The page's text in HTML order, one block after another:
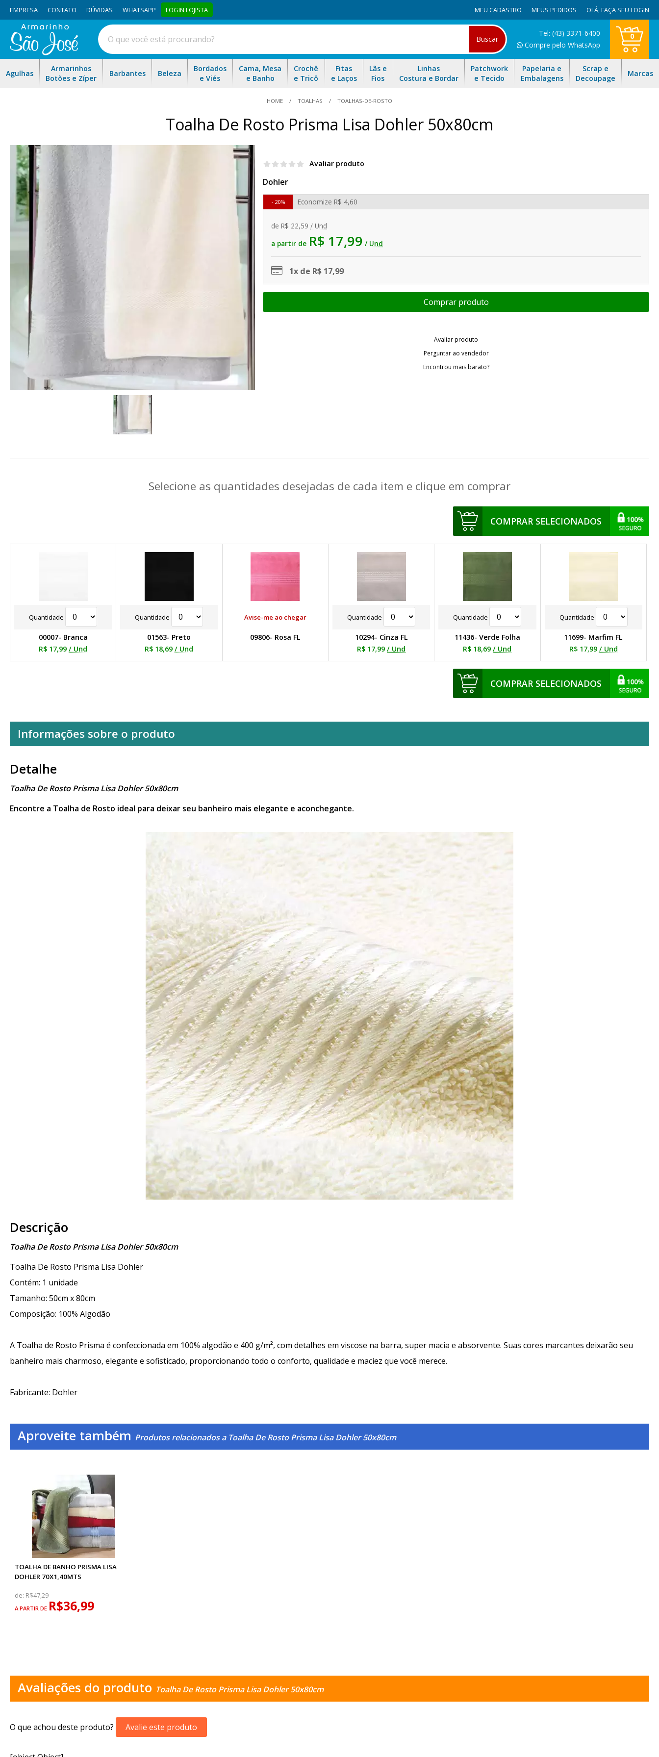
EMPRESA CONTATO DÚVIDAS WHATSAPP LOGIN LOJISTA MEU CADASTRO MEUS PEDIDOS OLÁ,FAÇA SEU LOGIN
Buscar
Tel: (43) 3371-6400
Compre pelo WhatsApp
0
Agulhas
Armarinhos
Botões e Zíper
Barbantes Beleza
Bordados
e Viés
Cama, Mesa
e Banho
Crochê
e Tricô
Fitas
e Laços
Lãs e
Fios
Linhas
Costura e Bordar
Patchwork
e Tecido
Papelaria e
Embalagens
Scrap e
Decoupage
Marcas
HOME TOALHAS TOALHAS-DE-ROSTO
Toalha De Rosto Prisma Lisa Dohler 50x80cm
Avaliar produto
Dohler
de R$ 22,59 / Und
a partir de R$ 17,99 / Und
Economize R$ 4,60
20%
1x de R$ 17,99
Avaliar produto
Perguntar ao vendedor
Encontrou mais barato?
Selecione as quantidades desejadas de cada item e clique em comprar
COMPRAR SELECIONADOS
Quantidade
00007- Branca
R$ 17,99 / Und
Quantidade
01563- Preto
R$ 18,69 / Und
Avise-me ao chegar
09806- Rosa FL
Quantidade
10294- Cinza FL
R$ 17,99 / Und
Quantidade
11436- Verde Folha
R$ 18,69 / Und
Quantidade
11699- Marfim FL
R$ 17,99 / Und
COMPRAR SELECIONADOS
Informações sobre o produto
Detalhe
Toalha De Rosto Prisma Lisa Dohler 50x80cm
Encontre a Toalha de Rosto ideal para deixar seu banheiro mais elegante e aconchegante.
Descrição
Toalha De Rosto Prisma Lisa Dohler 50x80cm
Toalha De Rosto Prisma Lisa Dohler
Contém: 1 unidade
Tamanho: 50cm x 80cm
Composição: 100% Algodão
A Toalha de Rosto Prisma é confeccionada em 100% algodão e 400 g/m², com detalhes em viscose na barra, super macia e absorvente. Suas cores marcantes deixarão seu
banheiro mais charmoso, elegante e sofisticado, proporcionando todo o conforto, qualidade e maciez que você merece.
Fabricante: Dohler
Aproveite também Produtos relacionados a Toalha De Rosto Prisma Lisa Dohler 50x80cm
TOALHA DE BANHO PRISMA LISA
DOHLER 70X1,40MTS
de: R$47,29
A PARTIR DE R$36,99
Avaliações do produto Toalha De Rosto Prisma Lisa Dohler 50x80cm
O que achou deste produto? Avalie este produto